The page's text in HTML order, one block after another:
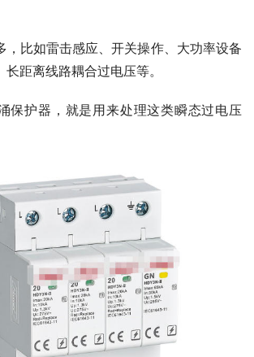
比如雷击感应、开关操作、大功率设备
距离线路耦合过电压等。
保护器，就是用来处理这类瞬态过电压